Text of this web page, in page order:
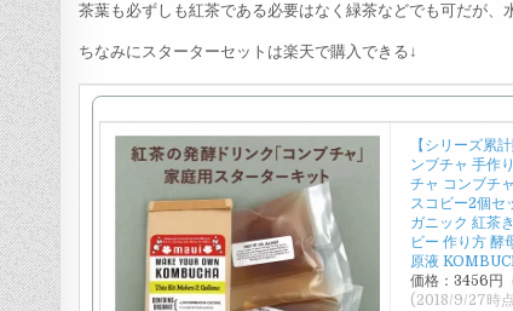
茶葉も必ずしも紅茶である必要はなく緑茶などでも可だが、
ちなみにスターターセットは楽天で購入できる↓
【シリーズ累
ンブチャ 手作
チャ コンブチ
スコビー2個セ
ガニック 紅茶
ビー 作り方 酵
原液
価格：3456円
(2018/9/27時